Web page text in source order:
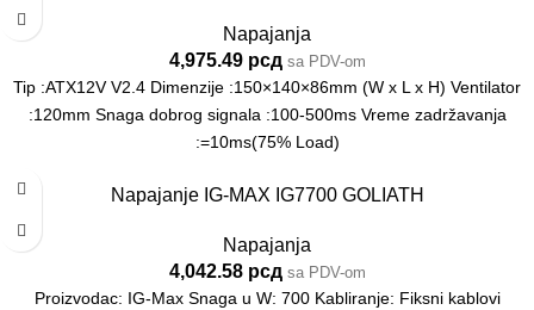
Napajanja
4,975.49 рсд sa PDV-om
Tip :ATX12V V2.4 Dimenzije :150×140×86mm (W x L x H) Ventilator
:120mm Snaga dobrog signala :100-500ms Vreme zadržavanja
:=10ms(75% Load)
Napajanje IG-MAX IG7700 GOLIATH
Napajanja
4,042.58 рсд sa PDV-om
Proizvodac: IG-Max Snaga u W: 700 Kabliranje: Fiksni kablovi